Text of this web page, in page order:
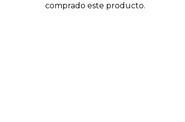
comprado este producto.